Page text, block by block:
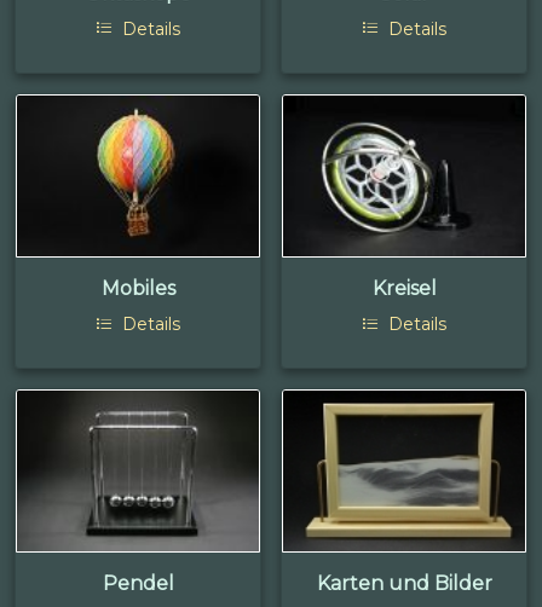
Details Details
Mobiles
Details
Kreisel
Details
Pendel Karten und Bilder